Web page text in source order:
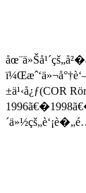
±ä¹‹å¿ƒ(COR